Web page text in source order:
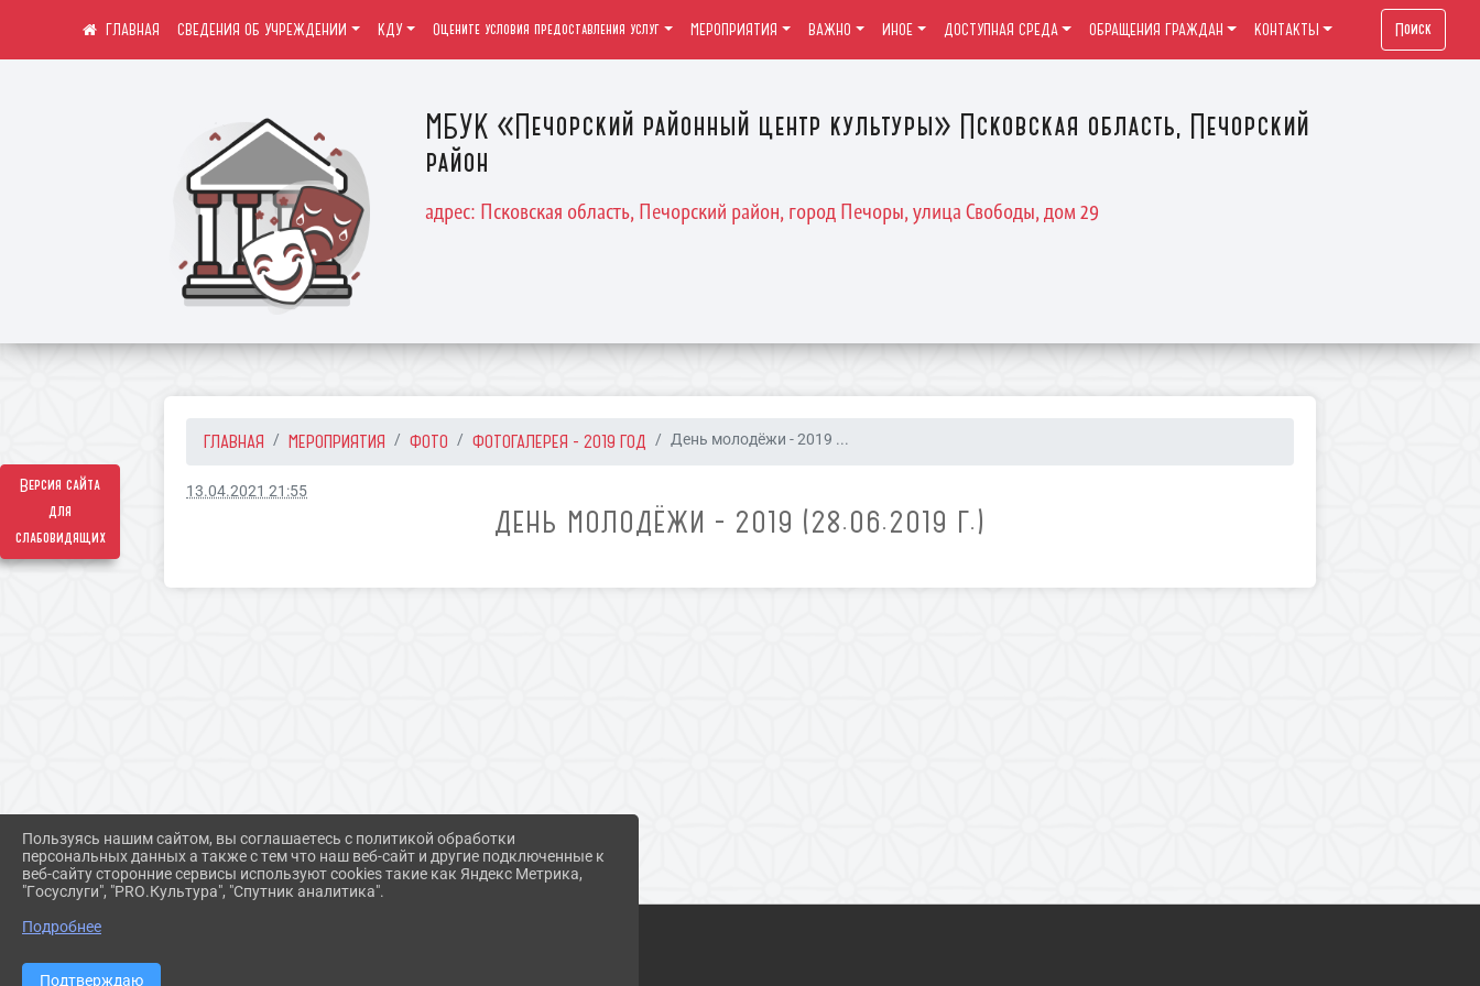
Версия сайта
для
слабовидящих
МБУК «Печорский районный центр культуры» Псковская область, Печорский
район
адрес: Псковская область, Печорский район, город Печоры, улица Свободы, дом 29
СВЕДЕНИЯ ОБ УЧРЕЖДЕНИИ КДУ Оцените условия предоставления услуг МЕРОПРИЯТИЯ ВАЖНО ИНОЕ ДОСТУПНАЯ СРЕДА ОБРАЩЕНИЯ ГРАЖДАН КОНТАКТЫ Поиск
ГЛАВНАЯ МЕРОПРИЯТИЯ ФОТО ФОТОГАЛЕРЕЯ - 2019 ГОД День молодёжи - 2019 ...
13.04.2021 21:55
ДЕНЬ МОЛОДЁЖИ - 2019 (28.06.2019 Г.)
Пользуясь нашим сайтом, вы соглашаетесь с политикой обработки
персональных данных а также с тем что наш веб-сайт и другие подключенные к
веб-сайту сторонние сервисы используют cookies такие как Яндекс Метрика,
"Госуслуги", "PRO.Культура", "Спутник аналитика".
Подробнее
Подтверждаю